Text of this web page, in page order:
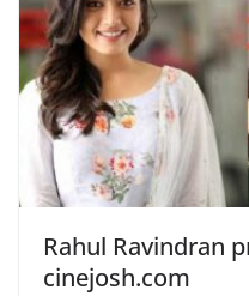
Rahul Ravindran
cinejosh.com